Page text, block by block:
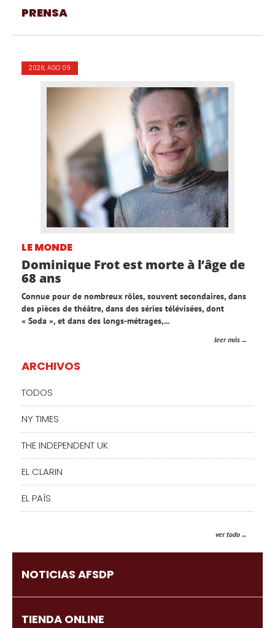
PRENSA
2026, AGO 09
LE MONDE
Dominique Frot est morte à l’âge de
68 ans
Connue pour de nombreux rôles, souvent secondaires, dans
des pièces de théâtre, dans des séries télévisées, dont
« Soda », et dans des longs-métrages,...
leer más
ARCHIVOS
TODOS
NY TIMES
THE INDEPENDENT UK
EL CLARIN
EL PAÍS
ver todo
NOTICIAS AFSDP
TIENDA ONLINE